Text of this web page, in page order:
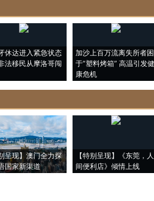
休达进入紧急状态
法移民从摩洛哥闯
加沙上百万流离失所者困
于“塑料烤箱” 高温引发健
康危机
呈现】澳门全力探
国家新渠道
【特别呈现】《东莞，人
间便利店》倾情上线